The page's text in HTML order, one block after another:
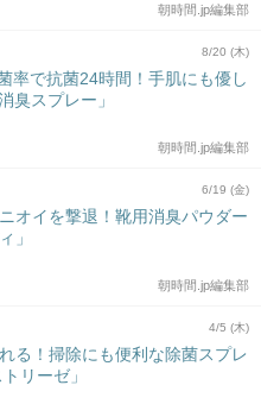
朝時間.jp編集部
8/20 (木)
率で抗菌24時間！手肌にも優し
臭スプレー」
朝時間.jp編集部
6/19 (金)
オイを撃退！靴用消臭パウダー
」
朝時間.jp編集部
4/5 (木)
る！掃除にも便利な除菌スプレ
リーゼ」